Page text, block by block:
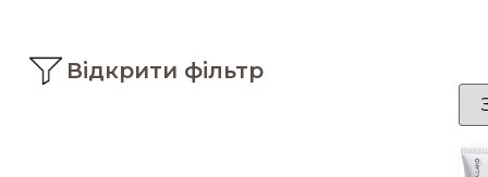
Відкрити фільтр